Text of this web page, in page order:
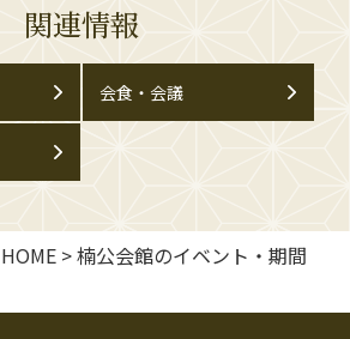
関連情報
会食・会議
HOME >楠公会館のイベント・期間